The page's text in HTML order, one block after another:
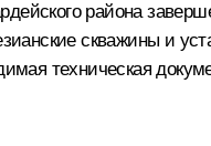
района
скважины и
техническая